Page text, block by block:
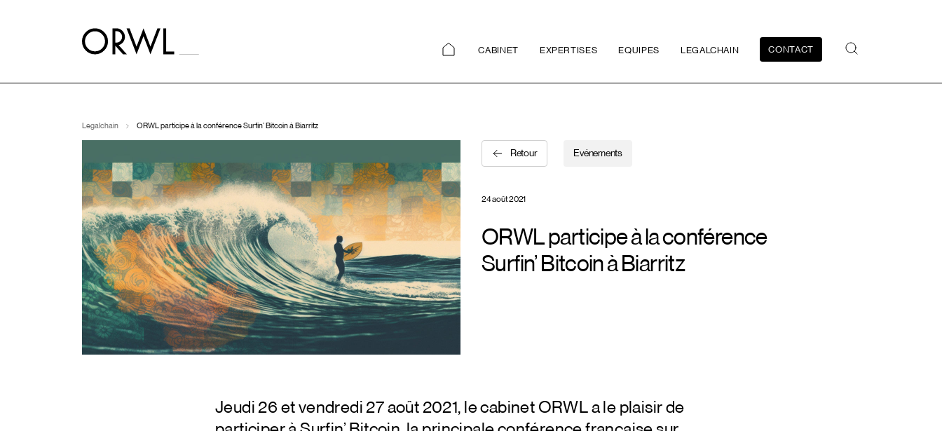
CABINET EXPERTISES EQUIPES LEGALCHAIN CONTACT
Legalchain ORWL participe à la conférence Surfin’ Bitcoin à Biarritz
Retour Evénements
24 août 2021
ORWL participe à la conférence
Surfin’ Bitcoin à Biarritz
Jeudi 26 et vendredi 27 août 2021, le cabinet ORWL a le plaisir de